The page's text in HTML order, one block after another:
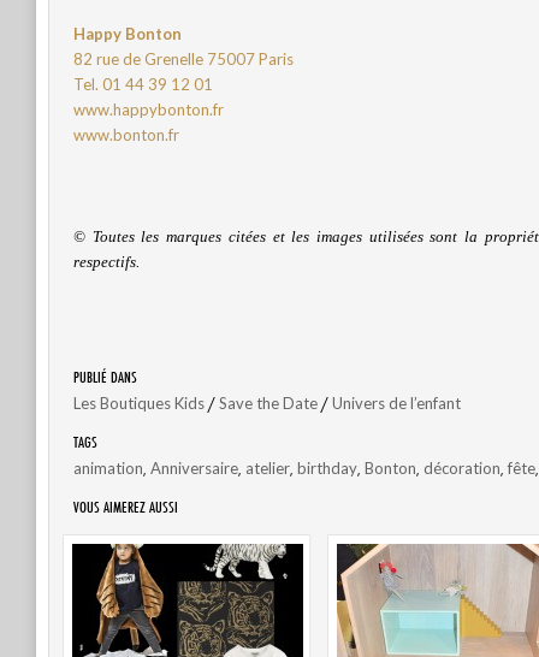
Happy Bonton
82 rue de Grenelle 75007 Paris
Tel. 01 44 39 12 01
www.happybonton.fr
www.bonton.fr
© Toutes les marques citées et les images utilisées sont la
respectifs.
PUBLIÉ DANS
Les Boutiques Kids/Save the Date/Univers de l’enfant
TAGS
animation, Anniversaire, atelier, birthday, Bonton, décoration,fête
VOUS AIMEREZ AUSSI